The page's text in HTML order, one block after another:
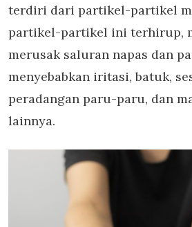
terdiri dari partikel-partikel
partikel-partikel ini terhirup,
merusak saluran napas dan
menyebabkan iritasi, batuk,
peradangan paru-paru, dan
lainnya.